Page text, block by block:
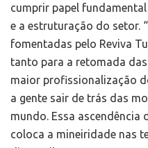
cumprir papel
e a estruturação do setor.
fomentadas pelo Reviva
tanto para a retomada
maior profissionalização
a gente sair de trás das
mundo. Essa ascendência
coloca a mineiridade nas